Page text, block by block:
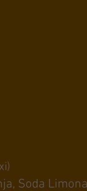
Soda